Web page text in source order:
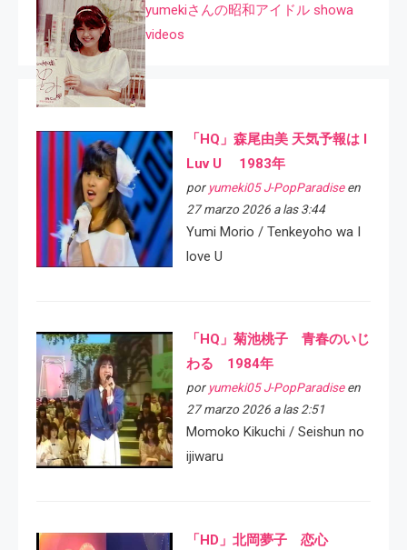
yumekiさんの昭和アイドル showa
videos
「HQ」森尾由美 天気予報は I
Luv U 1983年
por yumeki05 J-PopParadiseen
27 marzo 2026 a las 3:44
Yumi Morio / Tenkeyoho wa I
love U
「HQ」菊池桃子 青春のいじ
わる 1984年
por yumeki05 J-PopParadiseen
27 marzo 2026 a las 2:51
Momoko Kikuchi / Seishun no
ijiwaru
「HD」北岡夢子 恋心